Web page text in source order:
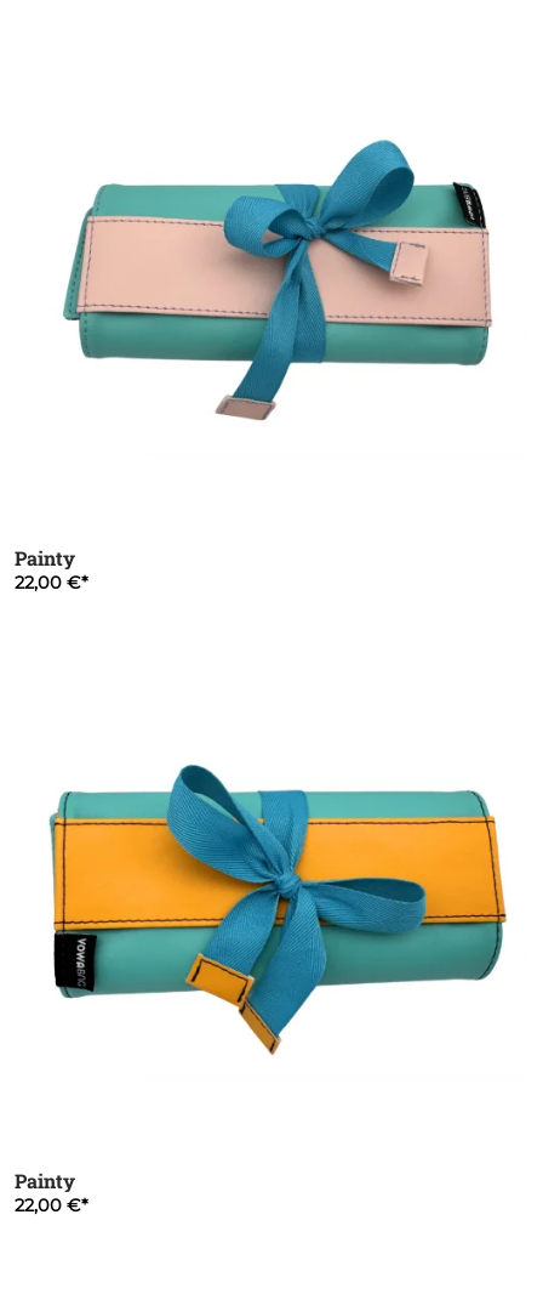
Painty
22,00 €
Painty
22,00 €